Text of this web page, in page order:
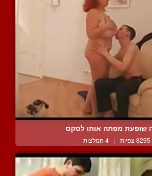
שופעת מפתה אותו לסקס
8295 צפיות | 4 המלצות